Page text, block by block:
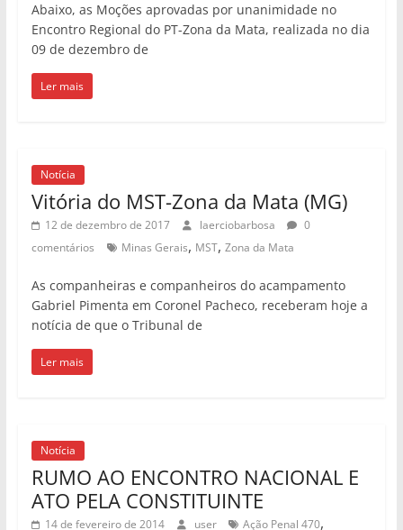
Abaixo, as Moções aprovadas por unanimidade no
Encontro Regional do PT-Zona da Mata, realizada no dia
09 de dezembro de
Ler mais
Notícia
Vitória do MST-Zona da Mata (MG)
12 de dezembro de 2017 laerciobarbosa
0
comentários
Minas Gerais, MST, Zona da Mata
As companheiras e companheiros do acampamento
Gabriel Pimenta em Coronel Pacheco, receberam hoje a
notícia de que o Tribunal de
Ler mais
Notícia
RUMO AO ENCONTRO NACIONAL E
ATO PELA CONSTITUINTE
14 de fevereiro de 2014 user Ação Penal 470,